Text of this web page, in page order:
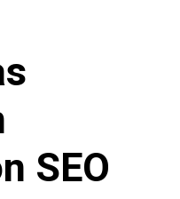
SEO